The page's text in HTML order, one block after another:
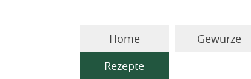
Home Gewürze
Rezepte